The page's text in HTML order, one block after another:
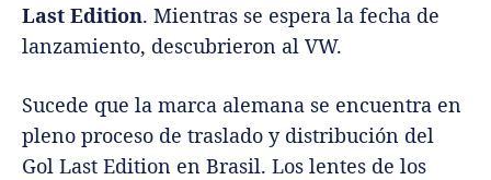
Last Edition. Mientras se espera la fecha de
lanzamiento, descubrieron al VW.
Sucede que la marca alemana se encuentra en
pleno proceso de traslado y distribución del
Gol Last Edition en Brasil. Los lentes de los